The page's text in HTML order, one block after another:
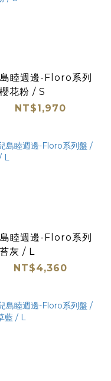
睦週邊-Floro系列
花粉 / S
NT$1,970
睦週邊-Floro系列
灰 / L
NT$4,360